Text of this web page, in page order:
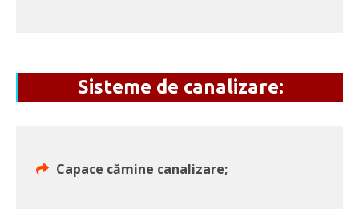
Sisteme de canalizare:
Capace cămine canalizare;